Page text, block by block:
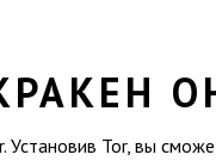
Tor, вы